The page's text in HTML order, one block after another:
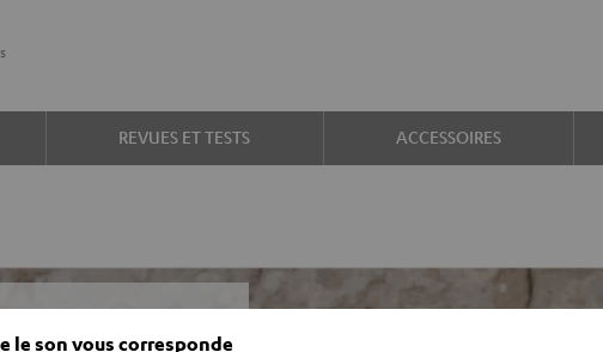
REVUES ET TESTS ACCESSOIRES
le son vous corresponde